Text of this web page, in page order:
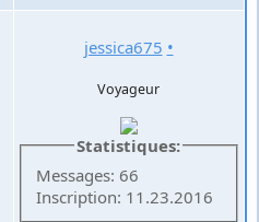
jessica675 •
Voyageur
Statistiques:
Messages: 66
Inscription: 11.23.2016